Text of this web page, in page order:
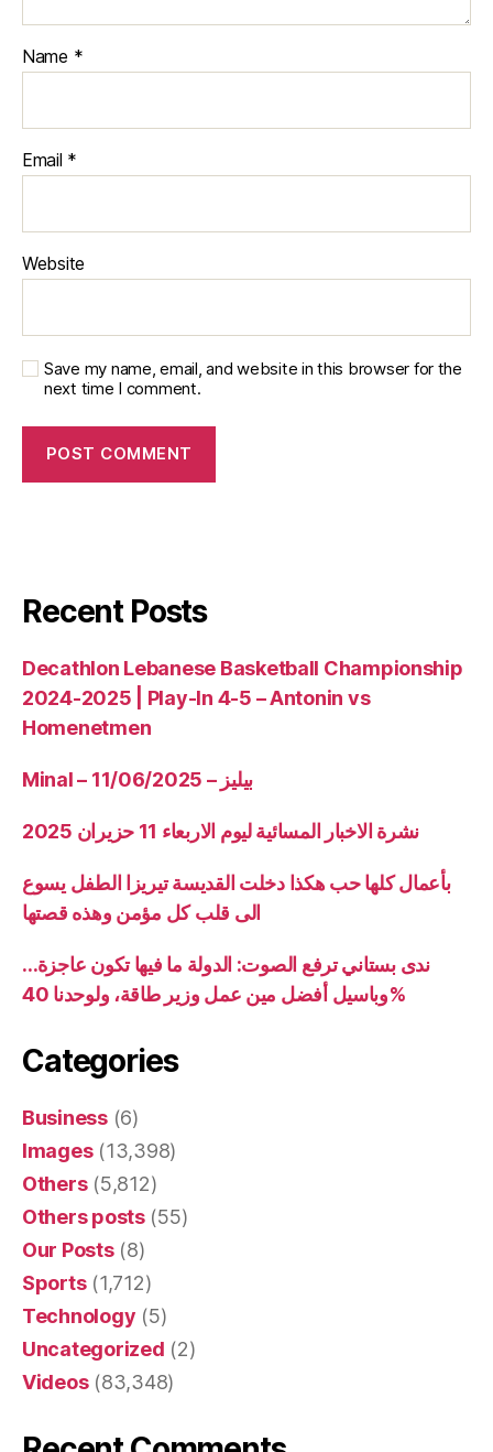
Name *
Email *
Website
Save my name, email, and website in this browser for the
next time I comment.
Recent Posts
Decathlon Lebanese Basketball Championship
2024-2025 | Play-In 4-5 – Antonin vs
Homenetmen
Minal – 11/06/2025 – بيليز
نشرة الاخبار المسائية ليوم الاربعاء 11 حزيران 2025
بأعمال كلها حب هكذا دخلت القديسة تيريزا الطفل يسوع
الى قلب كل مؤمن وهذه قصتها
ندى بستاني ترفع الصوت: الدولة ما فيها تكون عاجزة…
وباسيل أفضل مين عمل وزير طاقة، ولوحدنا 40%
Categories
Business(6)
Images(13,398)
Others(5,812)
Others posts(55)
Our Posts(8)
Sports(1,712)
Technology (5)
Uncategorized (2)
Videos(83,348)